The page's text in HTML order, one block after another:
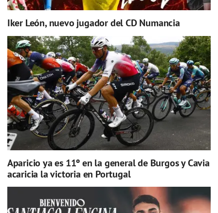
Iker León, nuevo jugador del CD Numancia
Aparicio ya es 11º en la general de Burgos y Cavia
acaricia la victoria en Portugal